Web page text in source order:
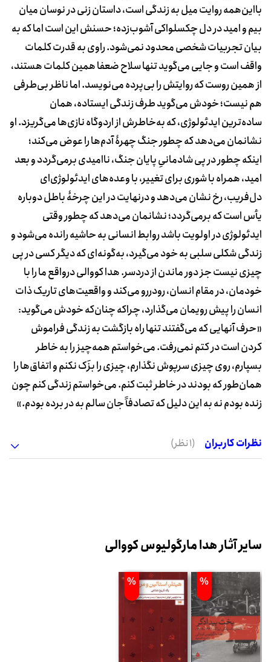
بااین‌همه روایت میل به زندگی است، داستان زنی در نوسان میان
بیم و امید در دل چکسلواکی آشوب‌زده؛ حسنش این است اما که به
بیان تجربیات شخصی محدود نمی‌شود. راوی به قدرت کلمات
واقف است و جایی می‌گوید تنها سلاح ضعفا همین کلمات هستند،
از همین روست که روایتش را بی‌پرده می‌نویسد. اما ناظر بی‌طرفی
هم نیست؛ خودش می‌گوید طرف زندگی ایستاده، همان
ساده‌ترین ایدئولوژی، که به‌خاطرش از اردوگاه نازی‌ها می‌گریزد. او
نشانمان می‌دهد که چطور جنگ چهرۀ آدم‌ها را عوض می‌کند؛
اینکه چطور در پی شادمانیِ پایان جنگ، ناامیدی برمی‌گردد و بعد
امید، همراه با شوری برای تغییر، با وعده‌های ایدئولوژی‌ای
دل‌فریب، رخ نشان می‌دهد و درنهایت در این چرخۀ باطل دوباره
یأس است که برمی‌گردد؛ نشانمان می‌دهد که چطور وقتی
ایدئولوژی در اولویت باشد روابط انسانی به حاشیه رانده می‌شود و
زندگی شکلی سلبی به خود می‌گیرد، به‌گونه‌ای که دیگر کسی در پی
چیزی نیست جز دور ماندن از دردسر. هدا کووالی درواقع ما را با
خودمان، در مقام انسان، رودررو می‌کند و واقعیت‌های تاریک ذات
انسان را پیش رویمان می‌گذارد، چراکه چنان‌که خودش می‌گوید:
«حرف آنهایی که می‌گفتند تنها راه بازگشت به زندگی فراموش
کردن است در کتم نمی‌رفت. می‌خواستم همه‌‌چیز را به خاطر
بسپارم، روی چیزی سرپوش نگذارم، چیزی را بزَک نکنم و اتفاق‌ها را
همان‌طور که بودند در خاطر ثبت کنم. می‌خواستم زندگی کنم چون
زنده بودم نه به این دلیل که تصادفاً جان سالم به در برده بودم.
»
نظرات کاربران (1 نظر)
سایر آثار هدا مارگولیوس کووالی
%
%